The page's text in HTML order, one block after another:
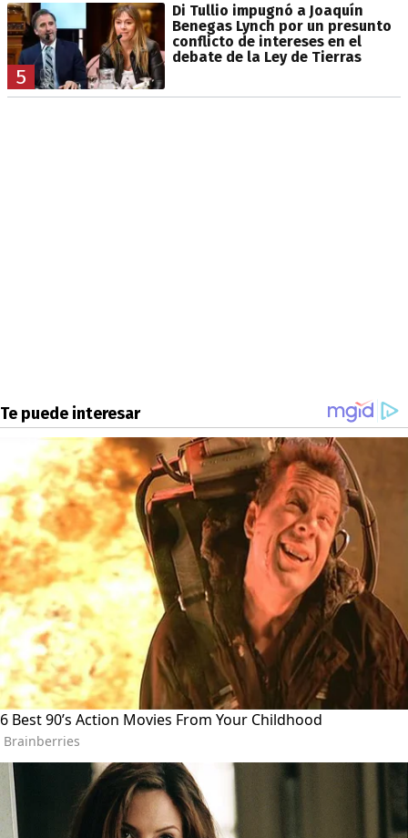
5
Di Tullio impugnó a Joaquín
Benegas Lynch por un presunto
conflicto de intereses en el
debate de la Ley de Tierras